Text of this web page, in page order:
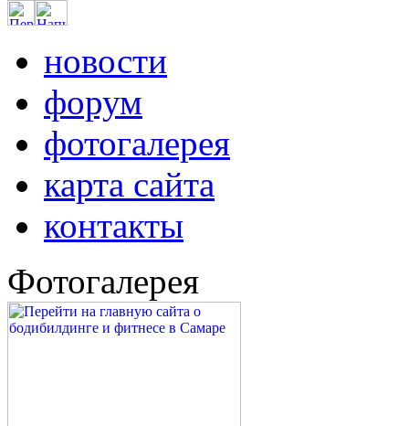
новости
форум
фотогалерея
карта сайта
контакты
Фотогалерея